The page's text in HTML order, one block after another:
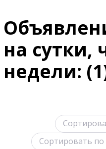
на сутки,
недели:
Сортировать